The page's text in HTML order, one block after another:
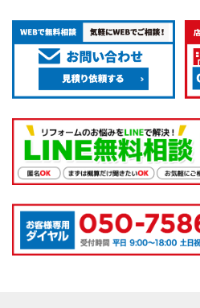
り、リフォームを機
に無くしてしまう予
定でした。 ただ、弊
社ショールームやキ
ョールームで、収納
部が下りてくる『ハ
ンドムーブ』を見か
けたところ、これな
らば高い位置に取り
付いていても使用で
きるのではないかと
クは陶器のような質
感を持った素材で、
「汚れ」「熱」「キ
ズ」「変色」などに
強いという特徴を持
っています。 フラ
イパンや包丁などを
ぶつけてしまって
も、キズが付きにく
いても変色しにくい
ため、ストレスなく
長い期間キレイにお
ために、水道用と湧
き水用の2つの水栓金
具を設置し、利便性
を向上させました。
キッチンはタカラス
タンダードのトレー
シアをお選びいただ
きました。 トレーシ
アはキャビネットの
きています。 ホーロ
ーは金属とガラス質
が融合した、両方の
はマグネット対応の
キッチンパネルを貼
りました。 市販のマ
グネットタイプの収
て、使いやすいよう
にキッチン周りをカ
スタマイズできます
よ。 お手入れの際に
はすべて取り外し
て、パネルの全面を
拭き取ることも可能
乾燥できる食器乾燥
タイプですので、洗
った食器をそのまま
収納できます。 ラ
クエラは砺波店、射
水店に展示しており
ますので、実際にご
覧いただけます。